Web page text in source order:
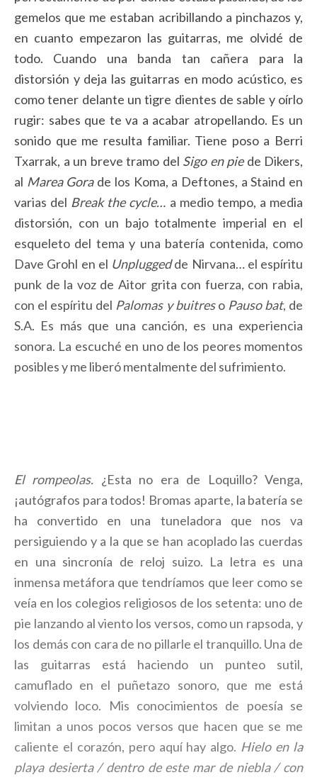
gemelos que me estaban acribillando a pinchazos y,
en cuanto empezaron las guitarras, me olvidé de
todo. Cuando una banda tan cañera para la
distorsión y deja las guitarras en modo acústico, es
como tener delante un tigre dientes de sable y oírlo
rugir: sabes que te va a acabar atropellando. Es un
sonido que me resulta familiar. Tiene poso a Berri
Txarrak, a un breve tramo del Sigo en piede Dikers,
al Marea Gorade los Koma, a Deftones, a Staind en
varias del Break the cycle… a medio tempo, a media
distorsión, con un bajo totalmente imperial en el
esqueleto del tema y una batería contenida, como
Dave Grohl en el Unpluggedde Nirvana… el espíritu
punk de la voz de Aitor grita con fuerza, con rabia,
con el espíritu del Palomas y buitreso Pauso bat, de
S.A. Es más que una canción, es una experiencia
sonora. La escuché en uno de los peores momentos
posibles y me liberó mentalmente del sufrimiento.
El rompeolas. ¿Esta no era de Loquillo? Venga,
¡autógrafos para todos! Bromas aparte, la batería se
ha convertido en una tuneladora que nos va
persiguiendo y a la que se han acoplado las cuerdas
en una sincronía de reloj suizo. La letra es una
inmensa metáfora que tendríamos que leer como se
veía en los colegios religiosos de los setenta: uno de
pie lanzando al viento los versos, como un rapsoda, y
los demás con cara de no pillarle el tranquillo. Una de
las guitarras está haciendo un punteo sutil,
camuflado en el puñetazo sonoro, que me está
volviendo loco. Mis conocimientos de poesía se
limitan a unos pocos versos que hacen que se me
caliente el corazón, pero aquí hay algo. Hielo en la
playa desierta / dentro de este mar de niebla / con